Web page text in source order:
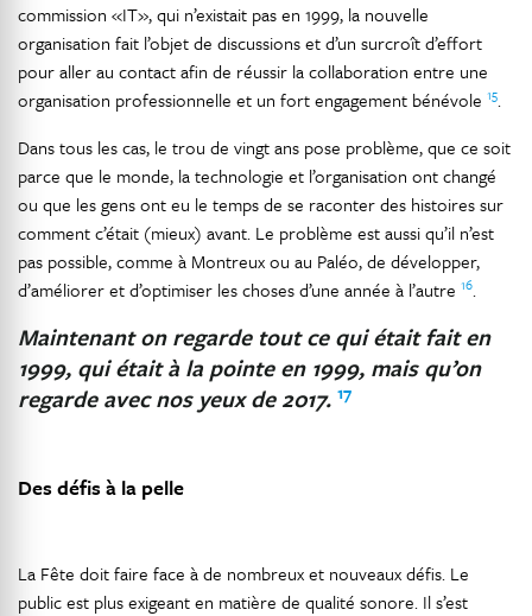
commission «IT», qui n’existait pas en 1999, la nouvelle
organisation fait l’objet de discussions et d’un surcroît d’effort
pour aller au contact afin de réussir la collaboration entre une
organisation professionnelle et un fort engagement bénévole 15.
Dans tous les cas, le trou de vingt ans pose problème, que ce soit
parce que le monde, la technologie et l’organisation ont changé
ou que les gens ont eu le temps de se raconter des histoires sur
comment c’était (mieux) avant. Le problème est aussi qu’il n’est
pas possible, comme à Montreux ou au Paléo, de développer,
d’améliorer et d’optimiser les choses d’une année à l’autre 16.
Maintenant on regarde tout ce qui était fait en
1999, qui était à la pointe en 1999, mais qu’on
regarde avec nos yeux de 2017. 17
Des défis à la pelle
La Fête doit faire face à de nombreux et nouveaux défis. Le
public est plus exigeant en matière de qualité sonore. Il s’est